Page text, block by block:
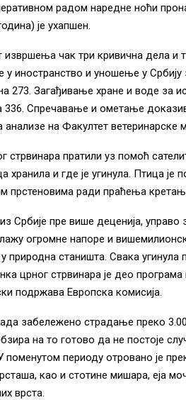
радом наредне ноћи
је ухапшен.
чак три кривична дела и
иностранство и уношење у Србију
273. Загађивање хране и воде за
336. Спречавање и ометање
анализе на Факултет ветеринарске
стрвинара пратили уз помоћ
хранила и где је угинула. Птица је
ради праћења
Србије пре више деценија,
огромне напоре и
природна станишта. Свака
црног стрвинара је део
подржава Европска комисија.
забележено страдање преко
на то готово да не постоје
поменутом периоду отровано је
као и стотине мишара, еја
врста.